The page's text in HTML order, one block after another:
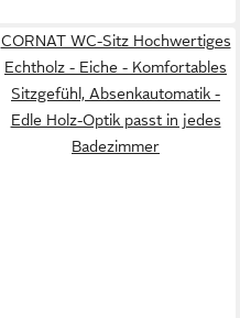
CORNAT WC-Sitz Hochwertiges
Echtholz - Eiche - Komfortables
Sitzgefühl, Absenkautomatik -
Edle Holz-Optik passt in jedes
Badezimmer